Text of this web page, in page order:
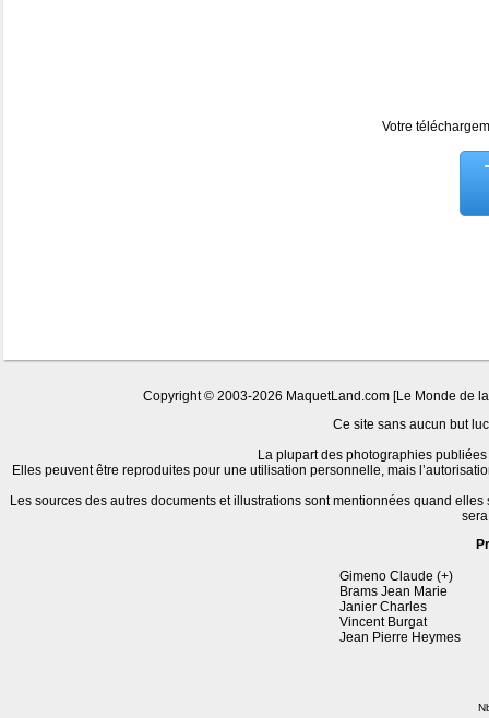
Votre
Copyright © 2003-2026 MaquetLand.com [Le Monde de
Ce site sans aucun but
La plupart des photographies
Elles peuvent être reproduites pour une utilisation personnelle, mais
Les sources des autres documents et illustrations sont mentionnées quand
Gimeno Claude (+)
Brams Jean Marie
Janier Charles
Vincent Burgat
Jean Pierre Heymes